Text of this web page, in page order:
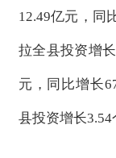
12.49亿元，同
拉全县投资增
元，同比增长
县投资增长3.54